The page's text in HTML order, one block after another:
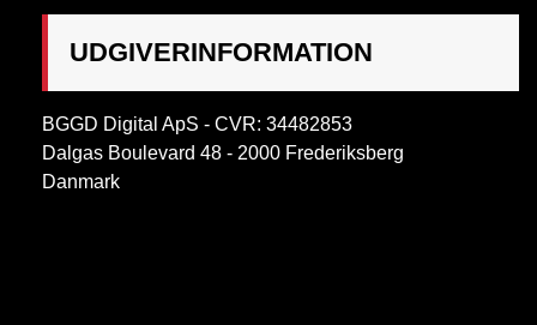
UDGIVERINFORMATION
BGGD Digital ApS - CVR: 34482853
Dalgas Boulevard 48 - 2000 Frederiksberg
Danmark